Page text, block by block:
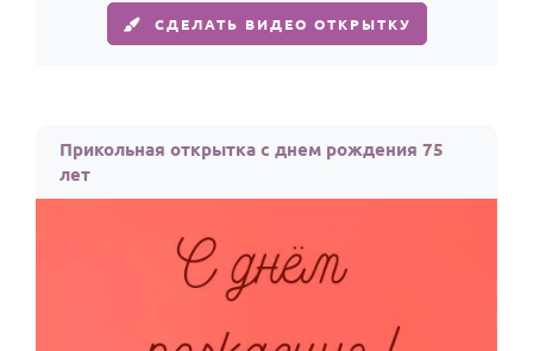
СДЕЛАТЬ ВИДЕО ОТКРЫТКУ
Прикольная открытка с днем рождения 75
лет